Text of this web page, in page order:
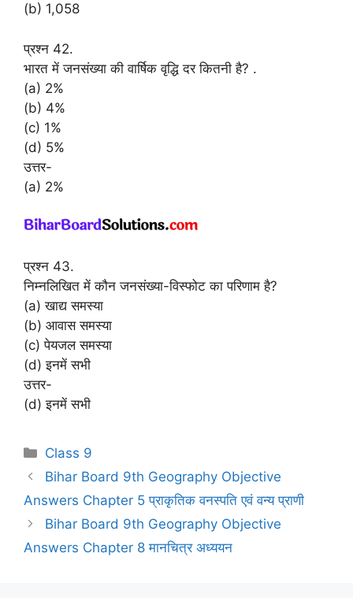
(b) 1,058
प्रश्न 42.
भारत में जनसंख्या की वार्षिक वृद्धि दर कितनी है? .
(a) 2%
(b) 4%
(c) 1%
(d) 5%
उत्तर-
(a) 2%
प्रश्न 43.
निम्नलिखित में कौन जनसंख्या-विस्फोट का परिणाम है?
(a) खाद्य समस्या
(b) आवास समस्या
(c) पेयजल समस्या
(d) इनमें सभी
उत्तर-
(d) इनमें सभी
Categories
Class 9
Bihar Board 9th Geography Objective
Answers Chapter 5 प्राकृतिक वनस्पति एवं वन्य प्राणी
Bihar Board 9th Geography Objective
Answers Chapter 8 मानचित्र अध्ययन